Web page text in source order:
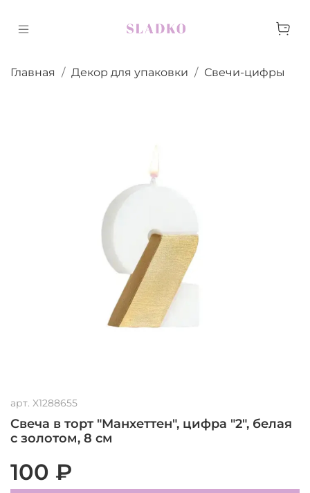
Главная Декор для упаковки Свечи-цифры
арт. X1288655
Свеча в торт "Манхеттен", цифра "2", белая
с золотом, 8 см
100 ₽